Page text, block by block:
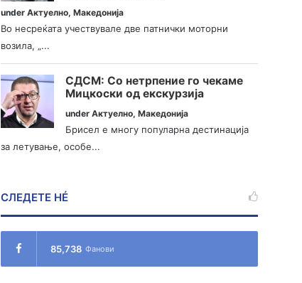
underАктуелно,Македонија
Во несреќата учествувале две патнички моторни
возила, „...
СДСМ: Со нетрпение го чекаме
Мицкоски од екскурзија
underАктуелно,Македонија
Брисел е многу популарна дестинација
за летување, особе...
СЛЕДЕТЕ НÉ
85,738 Фанови